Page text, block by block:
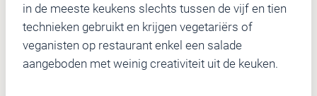
in de meeste keukens slechts tussen de vijf en tien
technieken gebruikt en krijgen vegetariërs of
veganisten op restaurant enkel een salade
aangeboden met weinig creativiteit uit de keuken.